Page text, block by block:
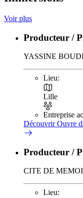
Voir plus
Producteur /
YASSINE
Lieu:
Lille
Entreprise
DécouvrirOuvre
Producteur /
CITE DE
Lieu: